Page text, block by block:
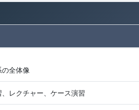
全体像
、レクチャー、ケース演習